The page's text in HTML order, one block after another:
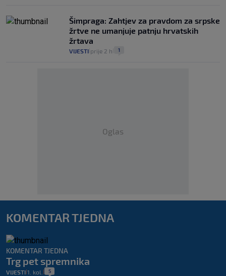
Šimpraga: Zahtjev za pravdom za srpske
žrtve ne umanjuje patnju hrvatskih
žrtava
VIJESTI prije 2 h 1
Oglas
KOMENTAR TJEDNA
KOMENTAR TJEDNA
Trg pet spremnika
VIJESTI 1. kol. 5